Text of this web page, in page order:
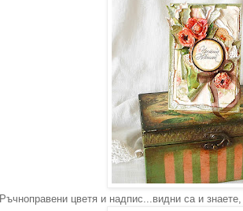
Ръчноправени цветя и надпис...видни са и